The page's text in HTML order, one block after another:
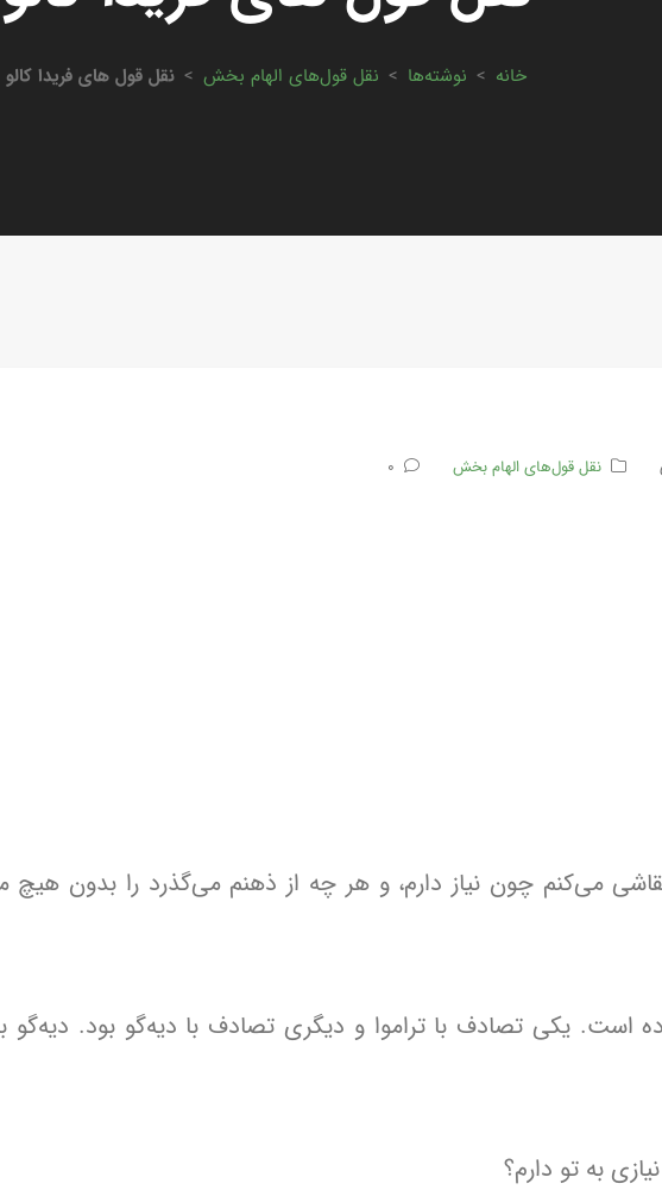
خانه > نوشته‌ها > نقل قول‌های الهام بخش > نقل قول های فریدا کالو
نقل قول‌های الهام بخش 0
می‌کنم چون نیاز دارم، و هر چه از ذهنم می‌گذرد را بدون هیچ
یکی تصادف با تراموا و دیگری تصادف با دیه‌گو بود. دیه‌گو
به تو دارم؟